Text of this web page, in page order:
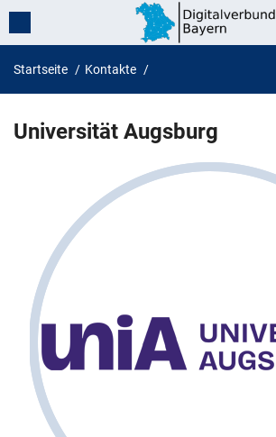
Startseite Kontakte
Universität Augsburg